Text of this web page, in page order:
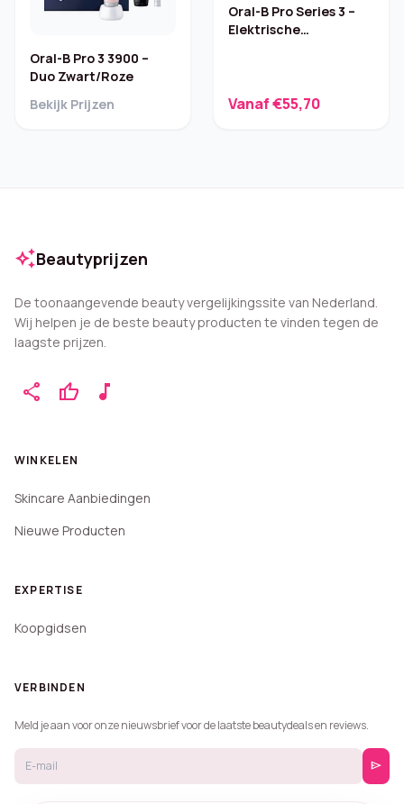
Oral-B Pro 3 3900 –
Duo Zwart/Roze
Bekijk Prijzen
Oral-B Pro Series 3 –
Elektrische
Vanaf €55,70
auto_awesomeBeautyprijzen
De toonaangevende beauty vergelijkingssite van Nederland.
Wij helpen je de beste beauty producten te vinden tegen de
laagste prijzen.
share thumb_up music_note
WINKELEN
Skincare Aanbiedingen
Nieuwe Producten
EXPERTISE
Koopgidsen
VERBINDEN
Meld je aan voor onze nieuwsbrief voor de laatste beautydeals en reviews.
send